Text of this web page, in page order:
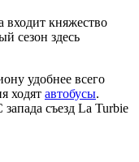
княжество
сезон здесь
удобнее всего
ходят автобусы.
съезд La Turbie